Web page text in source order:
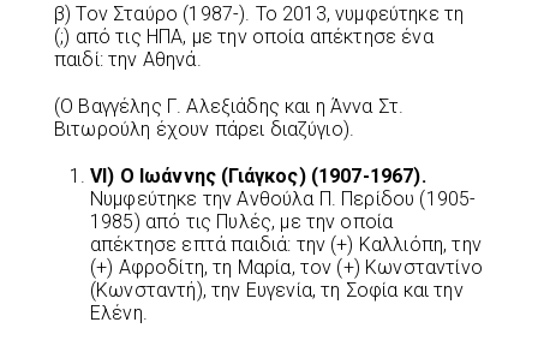
β) Τον Σταύρο (1987-). Το 2013, νυμφεύτηκε τη
(;) από τις ΗΠΑ, με την οποία απέκτησε ένα
παιδί: την Αθηνά.
(Ο Βαγγέλης Γ. Αλεξιάδης και η Άννα Στ.
Βιτωρούλη έχουν πάρει διαζύγιο).
VI) Ο Ιωάννης (Γιάγκος) (1907-1967).
Νυμφεύτηκε την Ανθούλα Π. Περίδου (1905-
1985) από τις Πυλές, με την οποία
απέκτησε επτά παιδιά: την (+) Καλλιόπη, την
(+) Αφροδίτη, τη Μαρία, τον (+) Κωνσταντίνο
(Κωνσταντή), την Ευγενία, τη Σοφία και την
Ελένη.